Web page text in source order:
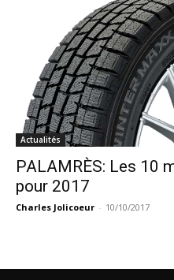
Actualités
PALAMRÈS: Les 10
pour 2017
Charles Jolicoeur - 10/10/2017